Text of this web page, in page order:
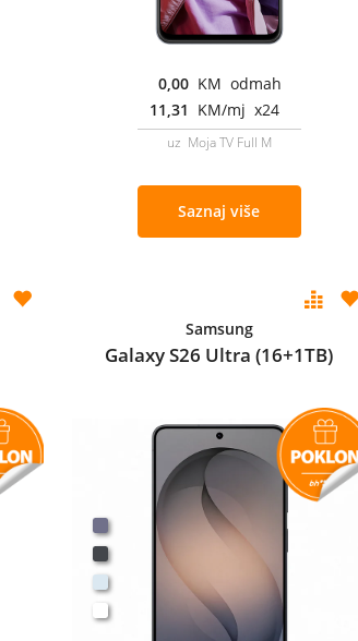
0,00 KM odmah
11,31 KM/mj x24
uz Moja TV Full M
Saznaj više
Samsung
Galaxy S26 Ultra (16+1TB)